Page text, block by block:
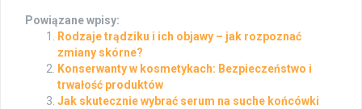
Powiązane wpisy:
Rodzaje trądziku i ich objawy – jak rozpoznać
zmiany skórne?
Konserwanty w kosmetykach: Bezpieczeństwo i
trwałość produktów
Jak skutecznie wybrać serum na suche końcówki